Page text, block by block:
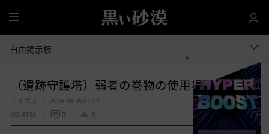
全
体
自由掲示板
（遺跡守護塔）弱者の巻物の使用場所
ナイヴズ
2026.04.05 01:22
4138
0 0